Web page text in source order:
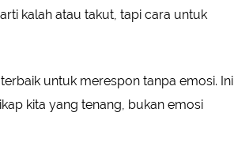
kalah atau takut, tapi cara untuk
untuk merespon tanpa emosi. Ini
kita yang tenang, bukan emosi